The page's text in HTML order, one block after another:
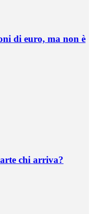
di euro, ma non è
chi arriva?